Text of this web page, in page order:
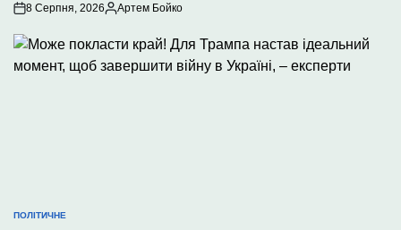
8 Серпня, 2026
Опубліковано
Артем Бойко
ОПУБЛІКУВАТИ
ПОЛІТИЧНЕ